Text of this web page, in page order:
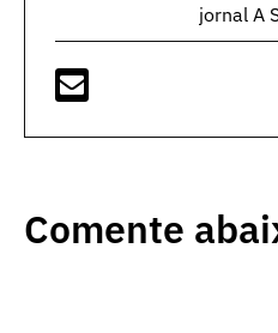
jornal A
Comente